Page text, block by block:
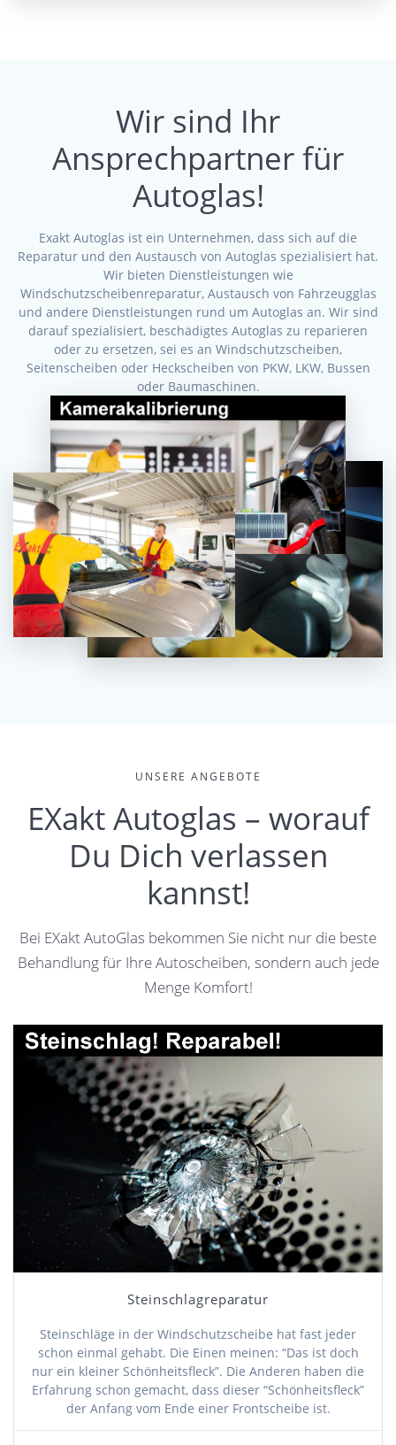
Wir sind Ihr
Ansprechpartner für
Autoglas!
Exakt Autoglas ist ein Unternehmen, dass sich auf die
Reparatur und den Austausch von Autoglas spezialisiert hat.
Wir bieten Dienstleistungen wie
Windschutzscheibenreparatur, Austausch von Fahrzeugglas
und andere Dienstleistungen rund um Autoglas an. Wir sind
darauf spezialisiert, beschädigtes Autoglas zu reparieren
oder zu ersetzen, sei es an Windschutzscheiben,
Seitenscheiben oder Heckscheiben von PKW, LKW, Bussen
oder Baumaschinen.
UNSERE ANGEBOTE
EXakt Autoglas – worauf
Du Dich verlassen
kannst!
Bei EXakt AutoGlas bekommen Sie nicht nur die beste
Behandlung für Ihre Autoscheiben, sondern auch jede
Menge Komfort!
Steinschlagreparatur
Steinschläge in der Windschutzscheibe hat fast jeder
schon einmal gehabt. Die Einen meinen: “Das ist doch
nur ein kleiner Schönheitsfleck”. Die Anderen haben die
Erfahrung schon gemacht, dass dieser “Schönheitsfleck”
der Anfang vom Ende einer Frontscheibe ist.